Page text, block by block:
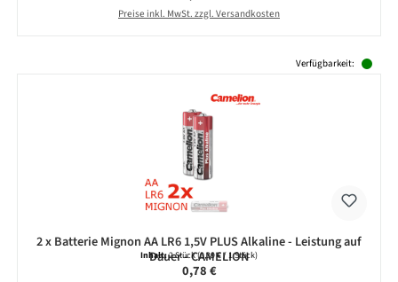
Preise inkl. MwSt. zzgl. Versandkosten
Verfügbarkeit:
2 x Batterie Mignon AA LR6 1,5V PLUS Alkaline - Leistung auf
Dauer - CAMELION
Inhalt:2 Stück(0,39 € / 1 Stück)
Regulärer Preis:
0,78 €